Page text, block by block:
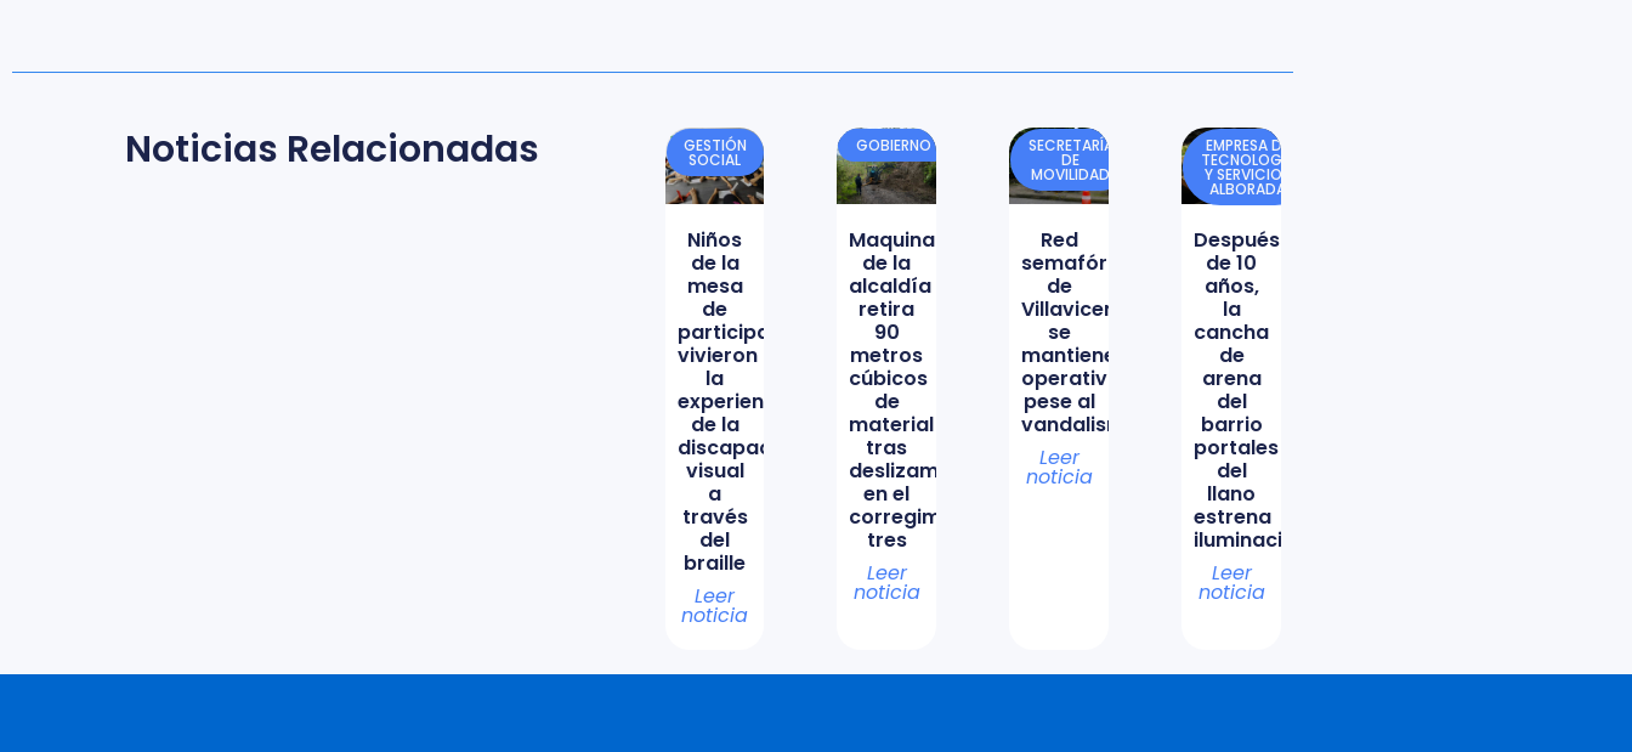
Noticias Relacionadas GESTIÓN
SOCIAL
Niños
de la
mesa
de
participación
vivieron
la
experiencia
de la
discapacidad
visual
a
través
del
braille
Leer
noticia
GOBIERNO
Maquinaria
de la
alcaldía
retira
90
metros
cúbicos
de
material
tras
deslizamiento
en el
corregimiento
tres
Leer
noticia
SECRETARÍA
DE
MOVILIDAD
Red
semafórica
de
Villavicencio
se
mantiene
operativa
pese al
vandalismo
Leer
noticia
EMPRESA DE
TECNOLOGÍA
Y SERVICIOS
ALBORADA
Después
de 10
años,
la
cancha
de
arena
del
barrio
portales
del
llano
estrena
iluminación
Leer
noticia